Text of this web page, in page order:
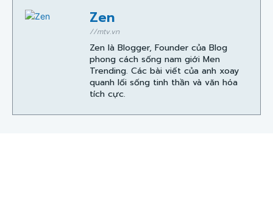
Zen
//mtv.vn
Zen là Blogger, Founder của Blog
phong cách sống nam giới Men
Trending. Các bài viết của anh xoay
quanh lối sống tinh thần và văn hóa
tích cực.